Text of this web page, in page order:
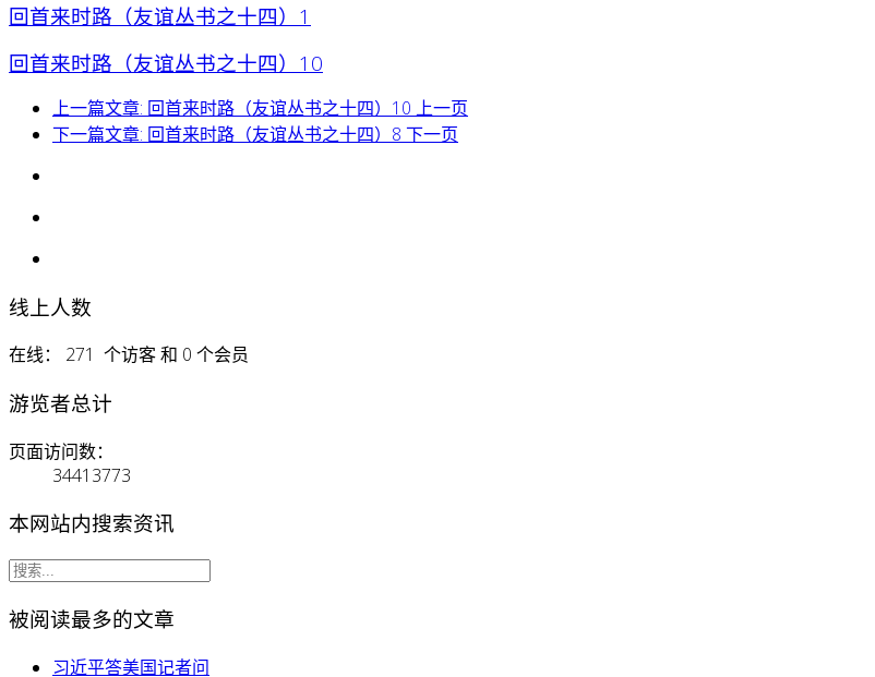
回首来时路（友谊丛书之十四）1
回首来时路（友谊丛书之十四）10
上一篇文章: 回首来时路（友谊丛书之十四）10 上一页
下一篇文章: 回首来时路（友谊丛书之十四）8 下一页
线上人数
在线： 271 个访客 和 0 个会员
游览者总计
页面访问数：
34413773
本网站内搜索资讯
被阅读最多的文章
习近平答美国记者问